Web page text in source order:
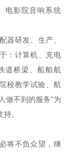
电影院音响系统
器研发、生产、
：计算机、充电
道桥梁、船舶航
校教学试验、航
做不到的服务"为
。
将不负众望，继